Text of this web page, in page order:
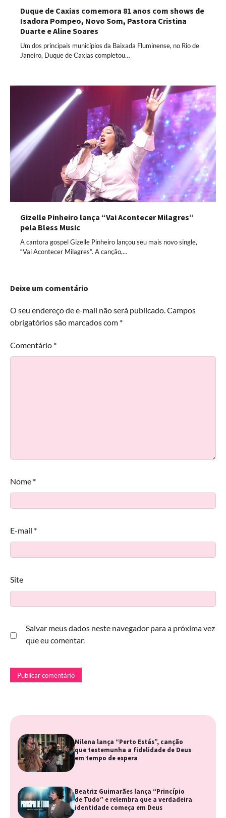
Duque de Caxias comemora 81 anos com shows de
Isadora Pompeo, Novo Som, Pastora Cristina
Duarte e Aline Soares
Um dos principais municípios da Baixada Fluminense, no Rio de
Janeiro, Duque de Caxias completou…
Gizelle Pinheiro lança “Vai Acontecer Milagres”
pela Bless Music
A cantora gospel Gizelle Pinheiro lançou seu mais novo single,
“Vai Acontecer Milagres”. A canção,…
Deixe um comentário
O seu endereço de e-mail não será publicado.Campos
obrigatórios são marcados com *
Comentário *
Nome *
E-mail *
Site
Salvar meus dados neste navegador para a próxima vez
que eu comentar.
Milena lança “Perto Estás”, canção
que testemunha a fidelidade de Deus
em tempo de espera
Beatriz Guimarães lança “Princípio
de Tudo” e relembra que a verdadeira
identidade começa em Deus